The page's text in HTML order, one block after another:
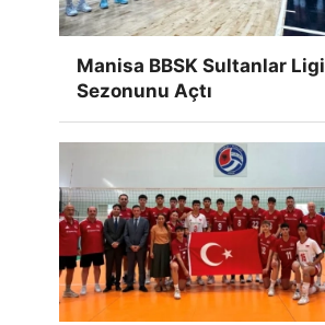
Manisa BBSK Sultanlar Ligi
Sezonunu Açtı